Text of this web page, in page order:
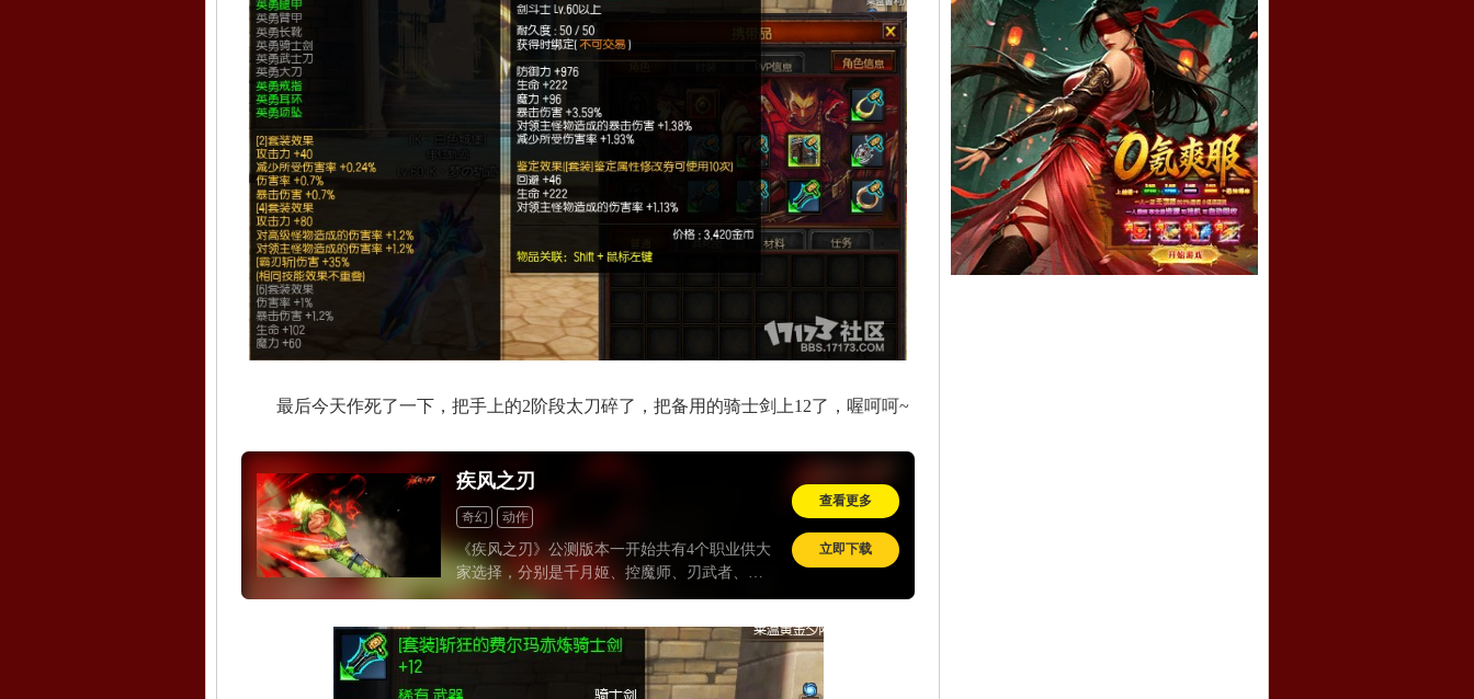
最后今天作死了一下，把手上的2阶段太刀碎了，把备用的骑士剑上12了，喔呵呵~
疾风之刃
奇幻 动作
《疾风之刃》公测版本一开始共有4个职业供大
家选择，分别是千月姬、控魔师、刃武者、剑
斗士，而人物在15级后可以转职，届时又有2到
职业。
查看更多
立即下载